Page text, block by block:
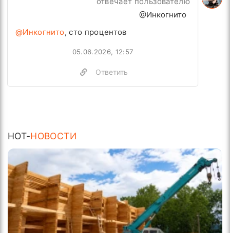
@Инкогнито
@Инкогнито, сто процентов
Ответить
05.06.2026, 12:57
HOT-НОВОСТИ